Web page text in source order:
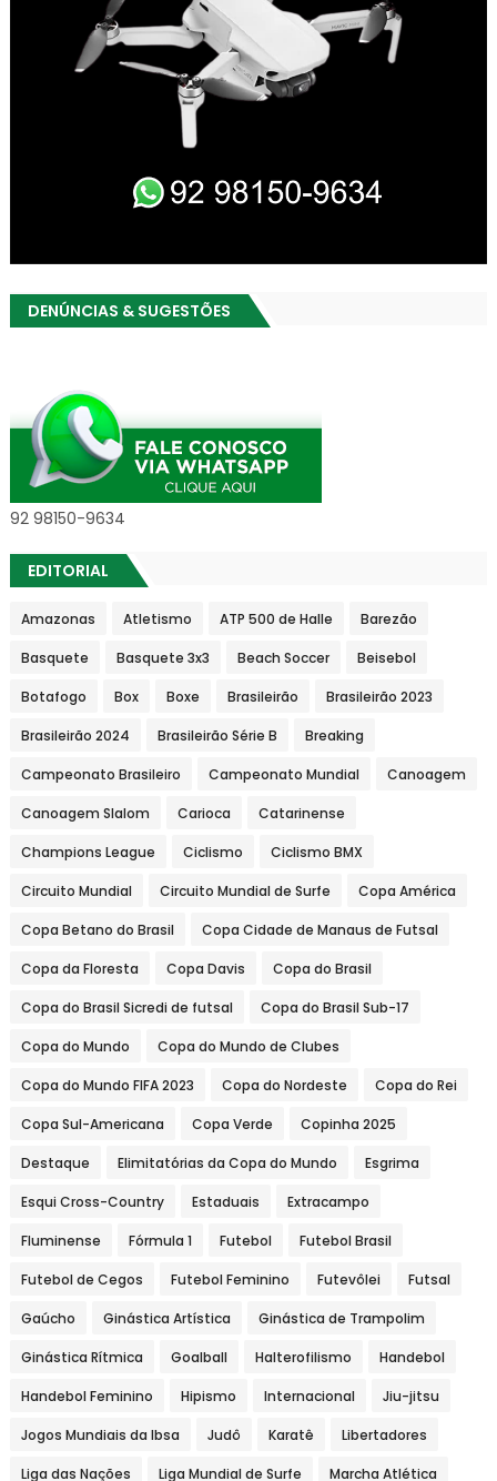
DENÚNCIAS & SUGESTÕES
92 98150-9634
EDITORIAL
Amazonas Atletismo ATP 500 de Halle Barezão
Basquete Basquete 3x3 Beach Soccer Beisebol
Botafogo Box Boxe Brasileirão Brasileirão 2023
Brasileirão 2024 Brasileirão Série B Breaking
Campeonato Brasileiro Campeonato Mundial Canoagem
Canoagem Slalom Carioca Catarinense
Champions League Ciclismo Ciclismo BMX
Circuito Mundial Circuito Mundial de Surfe Copa América
Copa Betano do Brasil Copa Cidade de Manaus de Futsal
Copa da Floresta Copa Davis Copa do Brasil
Copa do Brasil Sicredi de futsal Copa do Brasil Sub-17
Copa do Mundo Copa do Mundo de Clubes
Copa do Mundo FIFA 2023 Copa do Nordeste Copa do Rei
Copa Sul-Americana Copa Verde Copinha 2025
Destaque Elimitatórias da Copa do Mundo Esgrima
Esqui Cross-Country Estaduais Extracampo
Fluminense Fórmula 1 Futebol Futebol Brasil
Futebol de Cegos Futebol Feminino Futevôlei Futsal
Gaúcho Ginástica Artística Ginástica de Trampolim
Ginástica Rítmica Goalball Halterofilismo Handebol
Handebol Feminino Hipismo Internacional Jiu-jitsu
Jogos Mundiais da Ibsa Judô Karatê Libertadores
Liga das Nações Liga Mundial de Surfe Marcha Atlética